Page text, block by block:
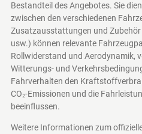
Bestandteil des Angebotes. Sie
zwischen den verschiedenen
Zusatzausstattungen und
usw.) können relevante
Rollwiderstand und Aerodynamik,
Witterungs- und
Fahrverhalten den
CO₂-Emissionen und die
beeinflussen.
Weitere Informationen zum